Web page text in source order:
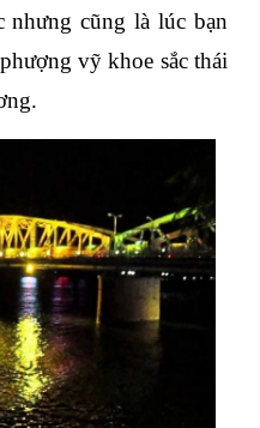
nhưng cũng là lúc bạn
vỹ khoe sắc thái